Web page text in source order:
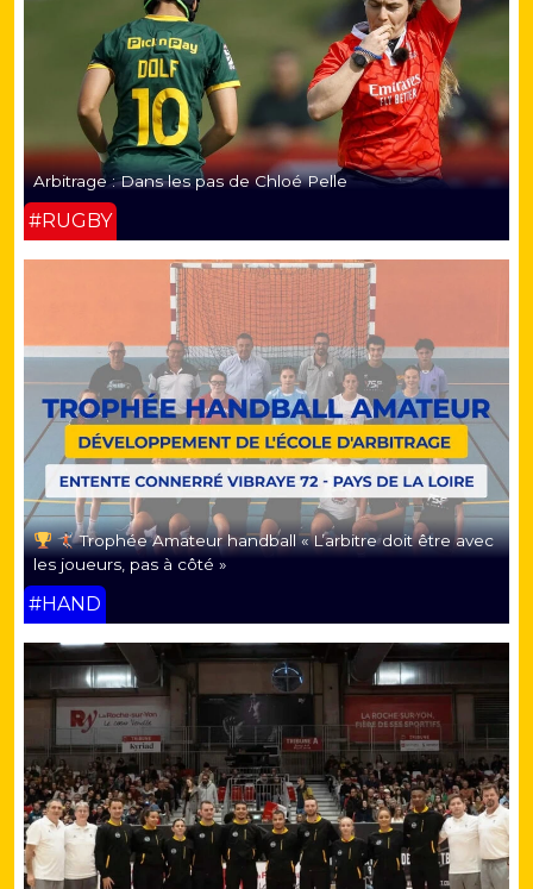
Arbitrage : Dans les pas de Chloé Pelle
#RUGBY
Trophée Amateur handball « L’arbitre doit être avec
les joueurs, pas à côté »
#HAND